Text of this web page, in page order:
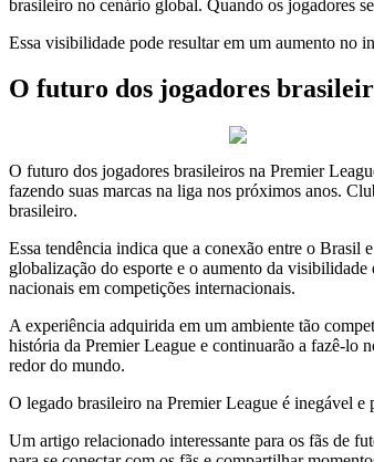
brasileiro no cenário global. Quando os jogadores
Essa visibilidade pode resultar em um aumento no
O futuro dos jogadores
O futuro dos jogadores brasileiros na Premier
fazendo suas marcas na liga nos próximos anos.
brasileiro.
Essa tendência indica que a conexão entre o Brasil
globalização do esporte e o aumento da visibilidade
nacionais em competições internacionais.
A experiência adquirida em um ambiente tão
história da Premier League e continuarão a fazê-lo
redor do mundo.
O legado brasileiro na Premier League é inegável
Um artigo relacionado interessante para os fãs de